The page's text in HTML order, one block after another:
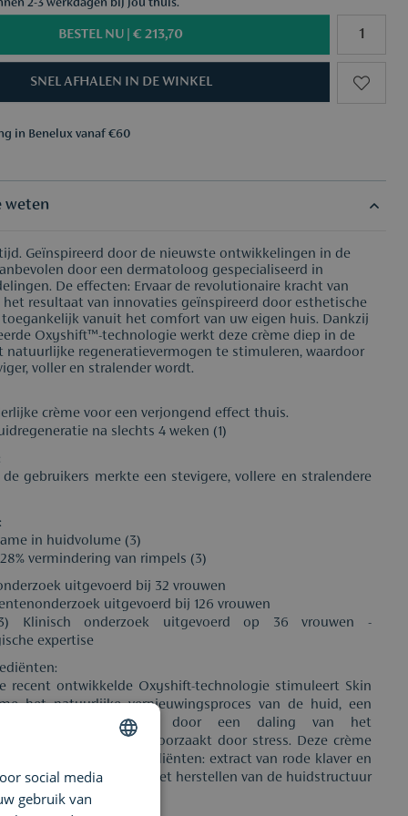
2-3 werkdagen bij jou thuis.
BESTEL NU |€ 213,70
SNEL AFHALEN IN DE WINKEL
in Benelux vanaf €60
weten
tijd. Geïnspireerd door de nieuwste ontwikkelingen in de
door een dermatoloog gespecialiseerd in
De effecten: Ervaar de revolutionaire kracht van
het resultaat van innovaties geïnspireerd door esthetische
vanuit het comfort van uw eigen huis. Dankzij
Oxyshift™-technologie werkt deze crème diep in de
natuurlijke regeneratievermogen te stimuleren, waardoor
voller en stralender wordt.
crème voor een verjongend effect thuis.
na slechts 4 weken (1)
de gebruikers merkte een stevigere, vollere en stralendere
in huidvolume (3)
vermindering van rimpels (3)
uitgevoerd bij 32 vrouwen
uitgevoerd bij 126 vrouwen
Klinisch onderzoek uitgevoerd op 36 vrouwen -
expertise
recent ontwikkelde Oxyshift-technologie stimuleert Skin
het natuurlijke vernieuwingsproces van de huid, een
wordt gestimuleerd door een daling van het
in de huid, vaak veroorzaakt door stress. Deze crème
belangrijke actieve ingrediënten: extract van rode klaver en
die bijdragen aan het herstellen van de huidstructuur
uitstraling.
DUTCH
ENGLISH
social media
gebruik van